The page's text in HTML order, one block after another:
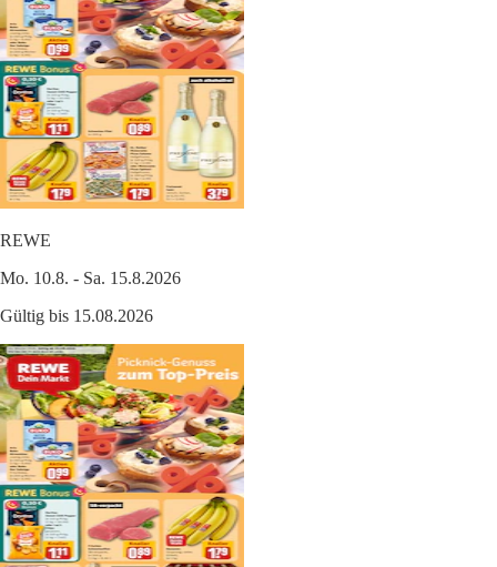
REWE
Mo. 10.8. - Sa. 15.8.2026
Gültig bis 15.08.2026